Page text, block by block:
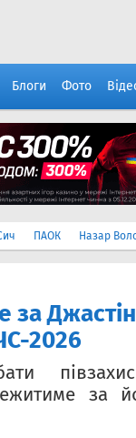
Блоги Фото
ПАОК Назар
за
2026
за